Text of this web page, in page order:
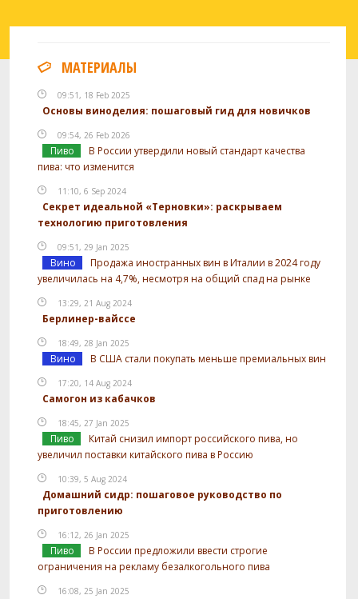
МАТЕРИАЛЫ
09:51, 18 Feb 2025
Основы виноделия: пошаговый гид для новичков
09:54, 26 Feb 2026
Пиво
В России утвердили новый стандарт качества
пива: что изменится
11:10, 6 Sep 2024
Секрет идеальной «Терновки»: раскрываем
технологию приготовления
09:51, 29 Jan 2025
Вино
Продажа иностранных вин в Италии в 2024 году
увеличилась на 4,7%, несмотря на общий спад на рынке
13:29, 21 Aug 2024
Берлинер-вайссе
18:49, 28 Jan 2025
Вино В США стали покупать меньше премиальных вин
17:20, 14 Aug 2024
Самогон из кабачков
18:45, 27 Jan 2025
Пиво
Китай снизил импорт российского пива, но
увеличил поставки китайского пива в Россию
10:39, 5 Aug 2024
Домашний сидр: пошаговое руководство по
приготовлению
16:12, 26 Jan 2025
Пиво
В России предложили ввести строгие
ограничения на рекламу безалкогольного пива
16:08, 25 Jan 2025